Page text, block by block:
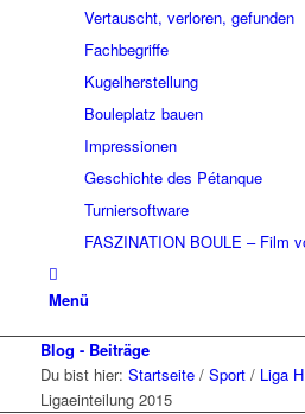
Vertauscht, verloren, gefunden
Fachbegriffe
Kugelherstellung
Bouleplatz bauen
Impressionen
Geschichte des Pétanque
Turniersoftware
FASZINATION BOULE – Film
Menü
Blog - Beiträge
Du bist hier: Startseite / Sport / Liga
Ligaeinteilung 2015